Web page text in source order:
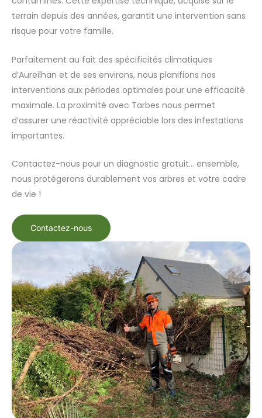
terrain depuis des années, garantit une intervention sans
risque pour votre famille.
Parfaitement au fait des spécificités climatiques
d’Aureilhan et de ses environs, nous planifions nos
interventions aux périodes optimales pour une efficacité
maximale. La proximité avec Tarbes nous permet
d’assurer une réactivité appréciable lors des infestations
importantes.
Contactez-nous pour un diagnostic gratuit… ensemble,
nous protégerons durablement vos arbres et votre cadre
de vie !
Contactez-nous